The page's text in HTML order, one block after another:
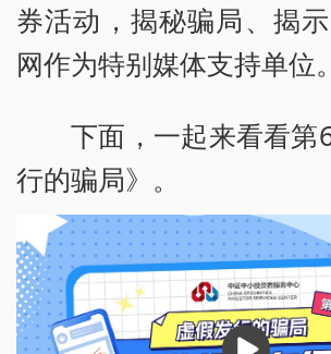
券活动，揭秘骗局、揭
网作为特别媒体支持单位。
下面，一起来看看第
行的骗局》。
播
放